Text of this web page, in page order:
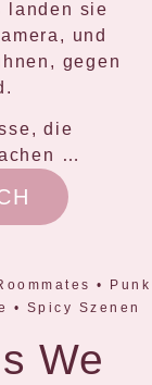
landen sie
und
gegen
die
…
• Punk
• Spicy Szenen
We